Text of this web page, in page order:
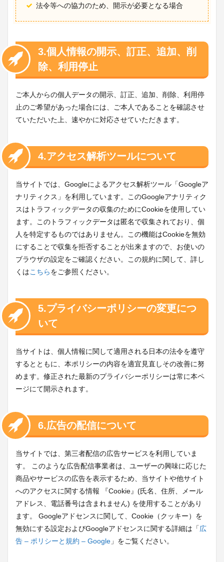
法令等への協力のため、開示が必要となる場合
3.個人情報の開示、訂正、追加、削
除、利用停止
ご本人からの個人データの開示、訂正、追加、削除、利用停
止のご希望があった場合には、ご本人であることを確認させ
ていただいた上、速やかに対応させていただきます。
4.アクセス解析ツールについて
当サイトでは、Googleによるアクセス解析ツール「Googleア
ナリティクス」を利用しています。このGoogleアナリティク
スはトラフィックデータの収集のためにCookieを使用してい
ます。このトラフィックデータは匿名で収集されており、個
人を特定するものではありません。この機能はCookieを無効
にすることで収集を拒否することが出来ますので、お使いの
ブラウザの設定をご確認ください。この規約に関して、詳し
くはこちらをご参照ください。
5.プライバシーポリシーの変更につ
いて
当サイトは、個人情報に関して適用される日本の法令を遵守
するとともに、本ポリシーの内容を適宜見直しその改善に努
めます。修正された最新のプライバシーポリシーは常に本ペ
ージにて開示されます。
6.広告の配信について
当サイトでは、第三者配信の広告サービスを利用していま
す。 このような広告配信事業者は、ユーザーの興味に応じた
商品やサービスの広告を表示するため、当サイトや他サイト
へのアクセスに関する情報 『Cookie』(氏名、住所、メール
アドレス、電話番号は含まれません) を使用することがあり
ます。 Googleアドセンスに関して、Cookie（クッキー）を
無効にする設定およびGoogleアドセンスに関する詳細は「広
告 – ポリシーと規約 – Google 」をご覧ください。